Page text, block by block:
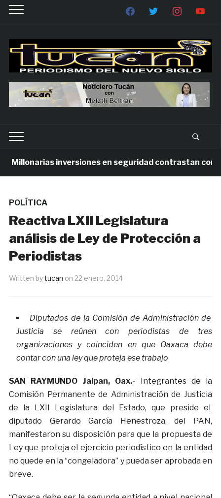
inversiones en seguridad contrastan con la
POLÍTICA
Reactiva LXII Legislatura
análisis de Ley de Protección a
Periodistas
Written bytucan on 22 enero, 2014
Diputados de la Comisión de Administración de
Justicia se reúnen con periodistas de tres
organizaciones y coinciden en que Oaxaca debe
contar con una ley que proteja ese trabajo
SAN RAYMUNDO Jalpan, Oax.- Integrantes de la
Comisión Permanente de Administración de Justicia
de la LXII Legislatura del Estado, que preside el
diputado Gerardo García Henestroza, del PAN,
manifestaron su disposición para que la propuesta de
Ley que proteja el ejercicio periodístico en la entidad
no quede en la “congeladora” y pueda ser aprobada en
breve.